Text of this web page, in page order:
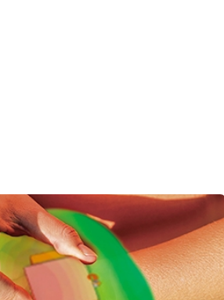
里扫描的时候把m1=1,m2=0的状态就是
指向，实际情况应该利用单元间距和波位